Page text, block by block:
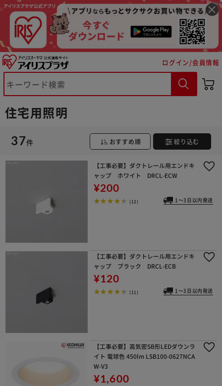
ログイン/会員情報
住宅用照明
37件 おすすめ順 絞り込む
【工事必要】ダクトレール用エンドキ
ャップ ホワイト DRCL-ECW
¥200
(12) 1～3日以内発送
【工事必要】ダクトレール用エンドキ
ャップ ブラック DRCL-ECB
¥120
(11) 1～3日以内発送
【工事必要】高気密SB形LEDダウンラ
イト 電球色 450lm LSB100-0627NCA
W-V3
¥1,600
※ご確認ください